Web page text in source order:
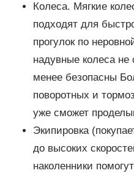
Колеса. Мягкие
подходят для
прогулок по
надувные колеса
менее безопасны
поворотных и
уже сможет
Экипировка
до высоких
наколенники